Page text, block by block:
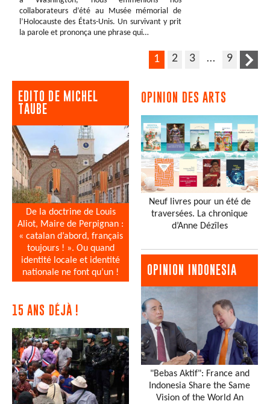
collaborateurs d’été au Musée mémorial de
l’Holocauste des États-Unis. Un survivant y prit
la parole et prononça une phrase qui…
1 2 3 … 9
EDITO DE MICHEL
TAUBE
De la doctrine de Louis
Aliot, Maire de Perpignan :
« catalan d’abord, français
toujours ! ». Ou quand
identité locale et identité
nationale ne font qu’un !
15 ANS DÉJÀ !
OPINION DES ARTS
Neuf livres pour un été de
traversées. La chronique
d’Anne Dézîles
OPINION INDONESIA
"Bebas Aktif": France and
Indonesia Share the Same
Vision of the World An